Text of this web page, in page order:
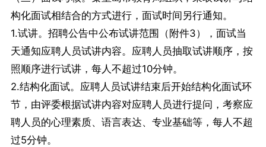
构化面试相结合的方式进行，面试时间另行通知。
1.试讲。招聘公告中公布试讲范围（附件3），面试当
天通知应聘人员试讲内容。应聘人员抽取试讲顺序，按
照顺序进行试讲，每人不超过10分钟。
2.结构化面试。应聘人员试讲结束后开始结构化面试环
节，由评委根据试讲内容对应聘人员进行提问，考察应
聘人员的心理素质、语言表达、专业基础等，每人不超
过5分钟。